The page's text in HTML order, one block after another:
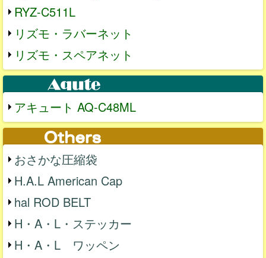
RYZ-C511L
リズモ・ラバーネット
リズモ・スペアネット
アキュート AQ-C48ML
おさかな圧縮袋
H.A.L American Cap
hal ROD BELT
H・A・L・ステッカー
H・A・L ワッペン